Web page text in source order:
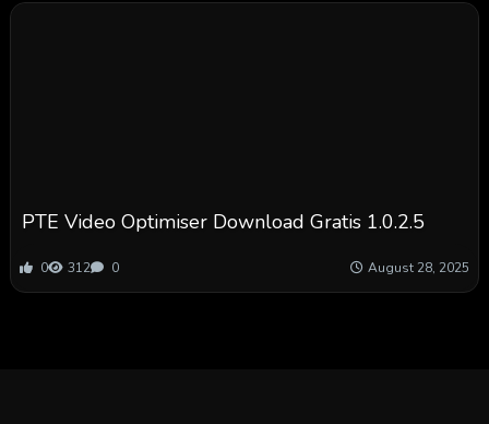
PTE Video Optimiser Download Gratis 1.0.2.5
0 312 0 August 28, 2025